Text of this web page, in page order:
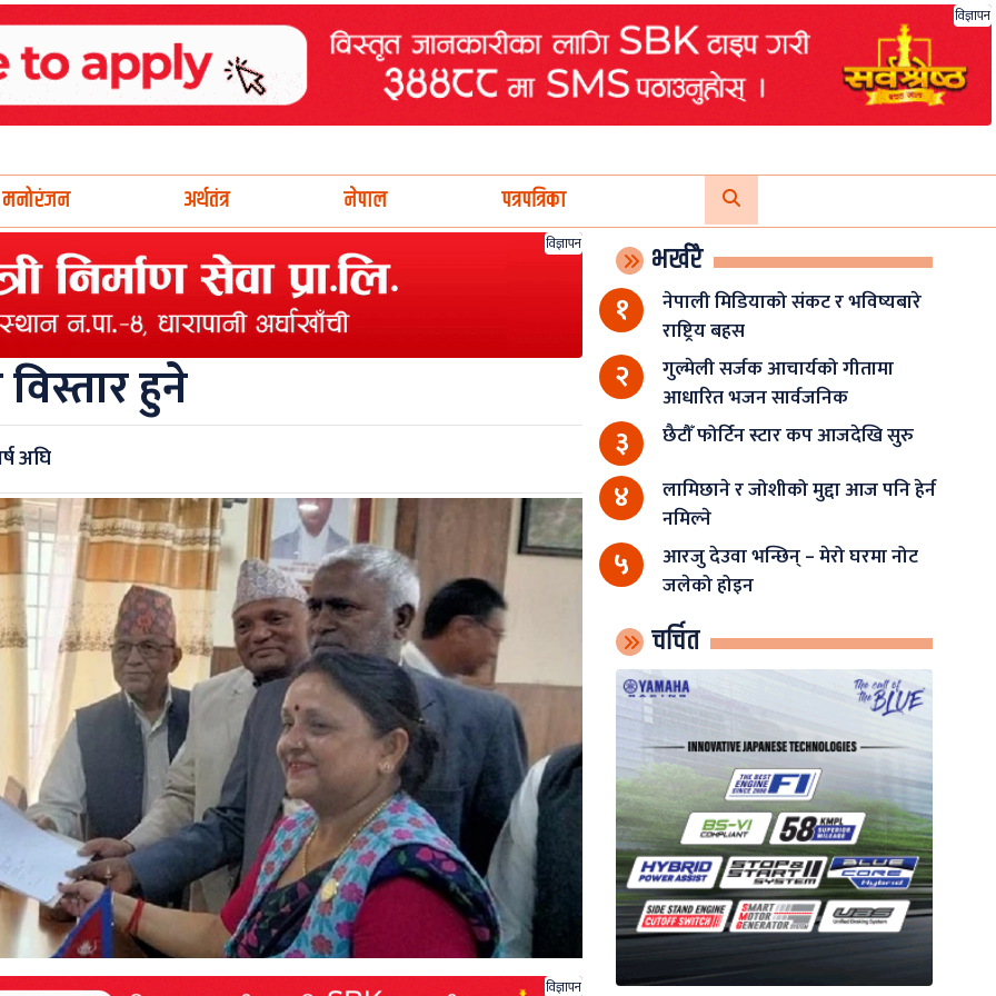
विज्ञापन
मनोरंजन अर्थतंत्र नेपाल पत्रपत्रिका
विज्ञापन
हुने
अघि
विज्ञापन
भर्खरै
१
नेपाली मिडियाको संकट र भविष्यबारे
राष्ट्रिय बहस
२
गुल्मेली सर्जक आचार्यको गीतामा
आधारित भजन सार्वजनिक
३ छैटौँ फोर्टिन स्टार कप आजदेखि सुरु
४
लामिछाने र जोशीको मुद्दा आज पनि हेर्न
नमिल्ने
५
आरजु देउवा भन्छिन् – मेरो घरमा नोट
जलेको होइन
चर्चित